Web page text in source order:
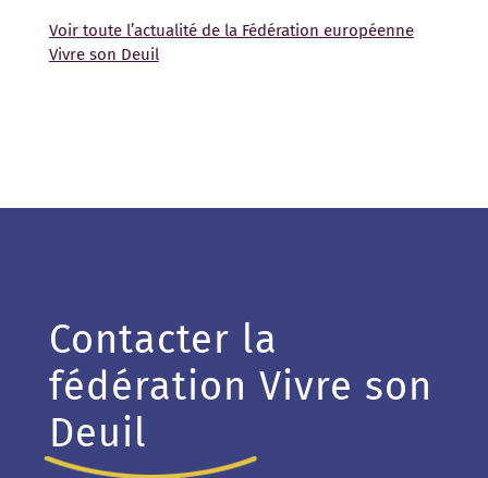
Voir toute l’actualité de la Fédération européenne
Vivre son Deuil
Contacter la
fédération Vivre son
Deuil